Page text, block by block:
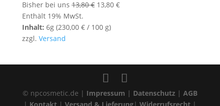
Bisher bei uns 13,80€ Ursprünglicher
war:
13,80 €Aktueller
Enthält 19% MwSt.
Inhalt: 6g (230,00 €/ 100 g)
zzgl. Versand
© npcosmetic.de | Impressum | Datenschutz | AGB
| Kontakt| Versand & Lieferung| Widerrufsrecht|